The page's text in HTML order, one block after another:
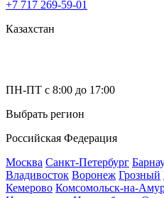
+7 717 269-59-01
Казахстан
ПН-ПТ с 8:00 до 17:00
Выбрать регион
Российская Федерация
Москва Санкт-Петербург
Владивосток Воронеж Грозный
Кемерово Комсомольск-на-